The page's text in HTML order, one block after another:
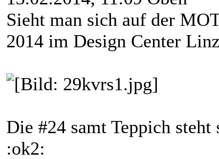
Sieht man sich auf der
2014 im Design Center
Die #24 samt Teppich
:ok2: